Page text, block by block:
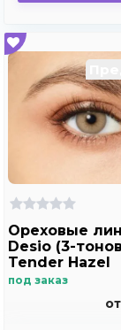
Ореховые
Desio (3-
Tender Hazel
под заказ